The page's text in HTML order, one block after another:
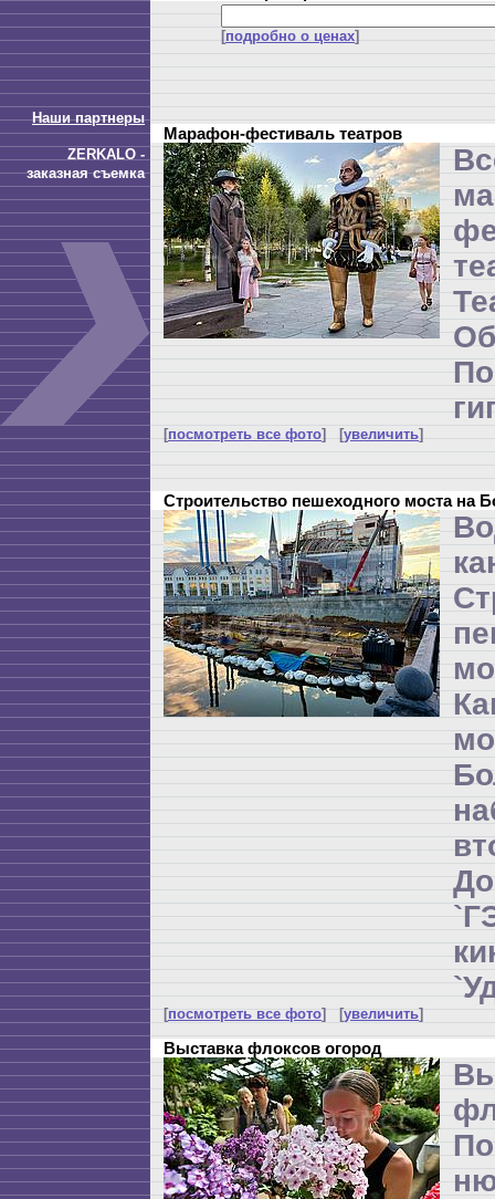
Наши партнеры
ZERKALO -
заказная съемка
[подробно о ценах]
Марафон-фестиваль театров
[посмотреть все фото] [увеличить]
Строительство пешеходного моста на
[посмотреть все фото] [увеличить]
Выставка флоксов огород